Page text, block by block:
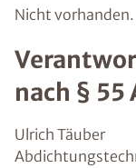
Nicht vorhanden.
nach § 55
Ulrich Täuber